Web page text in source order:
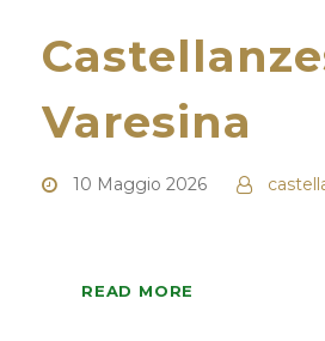
Varesina
10 Maggio 2026
READ MORE